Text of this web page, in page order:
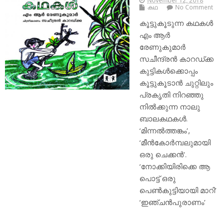
കഥ
No Comment
കൂട്ടുകൂടുന്ന കഥകള്‍
എം ആര്‍
രേണുകുമാര്‍
സചീന്ദ്രന്‍ കാറഡ്ക്ക
കുട്ടികള്‍ക്കൊപ്പം
കൂട്ടുകൂടാന്‍ ചുറ്റിലും
പ്രകൃതി നിറഞ്ഞു
നില്‍ക്കുന്ന നാലു
ബാലകഥകള്‍.
‘മിന്നല്‍ത്തങ്കം’,
‘മീന്‍കോര്‍മ്പലുമായി
ഒരു ചെക്കന്‍’.
‘നോക്കിയിരിക്കെ ആ
പൊട്ട് ഒരു
പെണ്‍കുട്ടിയായി മാറി’
‘ഇഞ്ചന്‍പുരാണം’